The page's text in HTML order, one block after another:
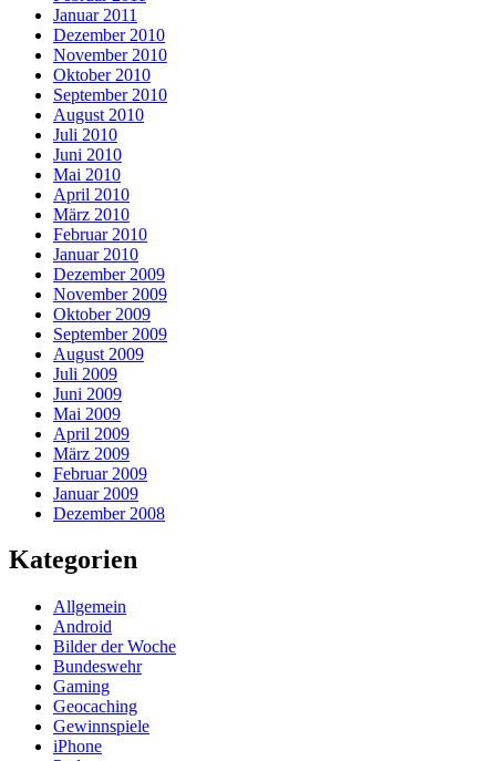
Januar 2011
Dezember 2010
November 2010
Oktober 2010
September 2010
August 2010
Juli 2010
Juni 2010
Mai 2010
April 2010
März 2010
Februar 2010
Januar 2010
Dezember 2009
November 2009
Oktober 2009
September 2009
August 2009
Juli 2009
Juni 2009
Mai 2009
April 2009
März 2009
Februar 2009
Januar 2009
Dezember 2008
Kategorien
Allgemein
Android
Bilder der Woche
Bundeswehr
Gaming
Geocaching
Gewinnspiele
iPhone